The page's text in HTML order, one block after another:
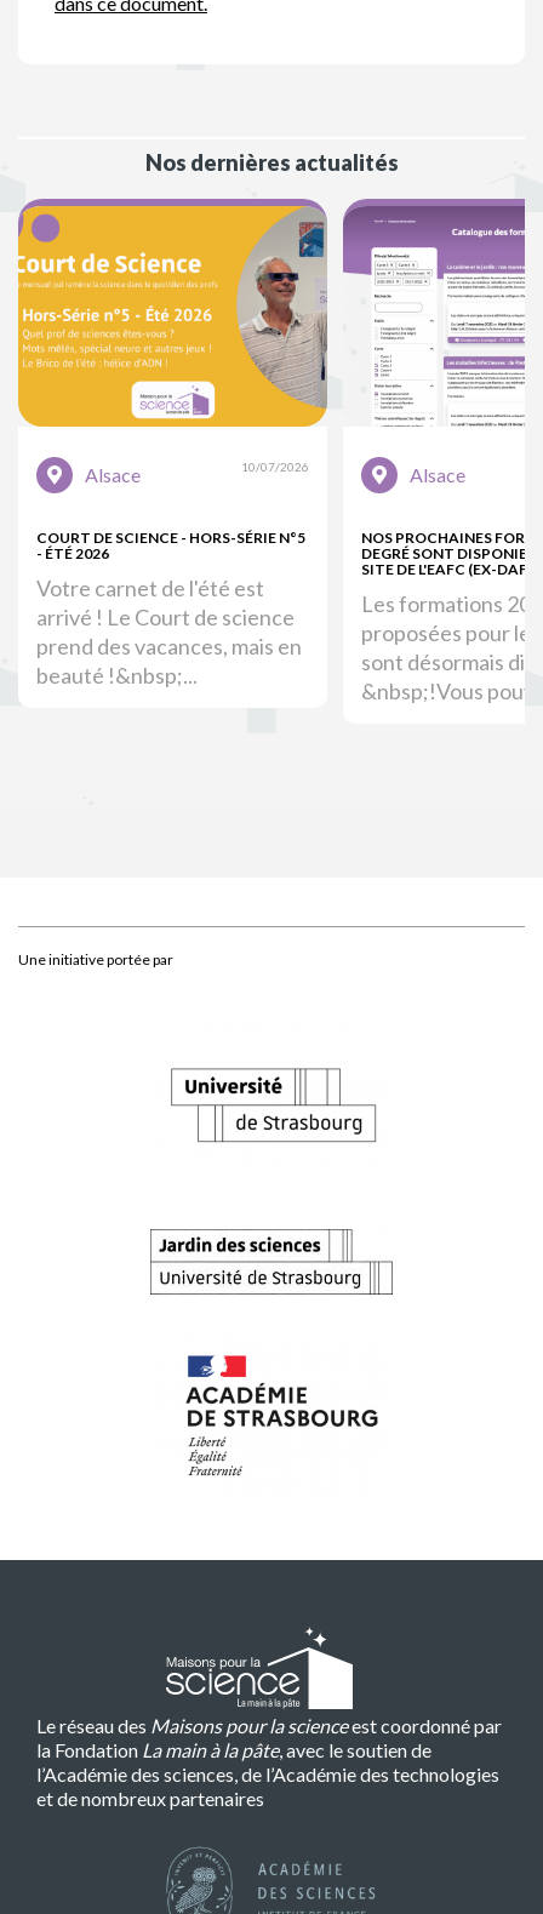
Nos dernières actualités
Alsace 10/07/2026
COURT DE SCIENCE - HORS-SÉRIE N°5
- ÉTÉ 2026
Votre carnet de l'été est
arrivé ! Le Court de science
prend des vacances, mais en
beauté !&nbsp;...
Alsace
NOS PROCHAINES
DEGRÉ SONT
SITE DE L'EAFC (EX-
Les formations
proposées pour le
sont désormais
&nbsp;!Vous
Une initiative portée par
Le réseau des Maisons pour la scienceest coordonné par
la Fondation La main à la pâte, avec le soutien de
l’Académie des sciences, de l’Académie des technologies
et de nombreux partenaires